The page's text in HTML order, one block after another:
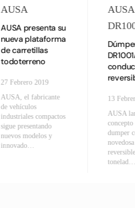
AUSA presenta su
nueva plataforma
de carretillas
todoterreno
27 Febrero 2019
AUSA, el fabricante
de vehículos
industriales compactos
sigue presentando
nuevos modelos y
innovado…
13
AUSA
dumper
tonelad…